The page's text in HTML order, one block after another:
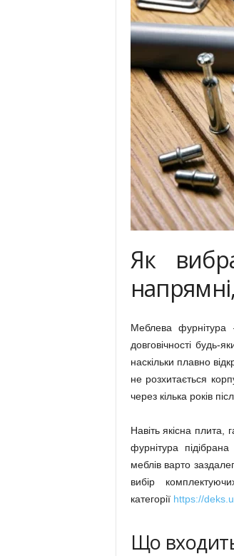
Як
Меблева фурнітура
довговічності будь-
наскільки плавно
не розхитається
через кілька років
Навіть якісна
фурнітура
меблів варто
вибір
категорії https://
Що